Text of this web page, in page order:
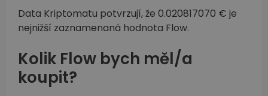
Data Kriptomatu potvrzují, že 0.020817070 € je
nejnižší zaznamenaná hodnota Flow.
Kolik Flow bych měl/a
koupit?